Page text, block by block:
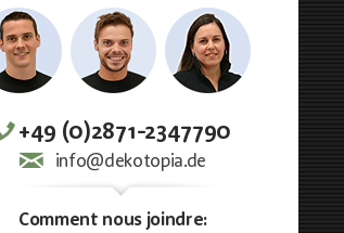
+49 (0)2871-2347790
info@dekotopia.de
Comment nous joindre: